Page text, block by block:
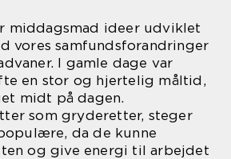
middagsmad ideer udviklet
vores samfundsforandringer
I gamle dage var
en stor og hjertelig måltid,
midt på dagen.
som gryderetter, steger
da de kunne
og give energi til arbejdet